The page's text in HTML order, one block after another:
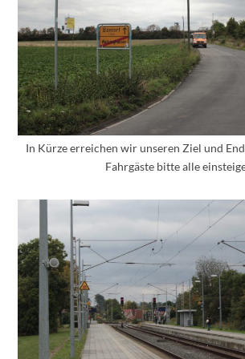
In Kürze erreichen wir unseren Ziel und
Fahrgäste bitte alle